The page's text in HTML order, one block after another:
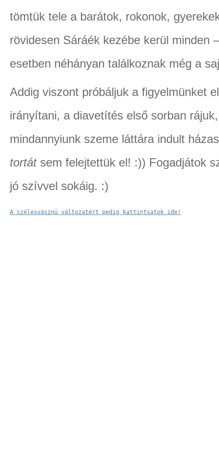
tömtük tele a barátok, rokonok,
rövidesen Sáráék kezébe kerül minden
esetben néhányan találkoznak még a
Addig viszont próbáljuk a figyelmünket
irányítani, a diavetítés első sorban
mindannyiunk szeme láttára indult
tortátsem felejtettük el! :)) Fogadjátok
jó szívvel sokáig. :)
A szélesvásznú változatért pedig kattintsatok ide!